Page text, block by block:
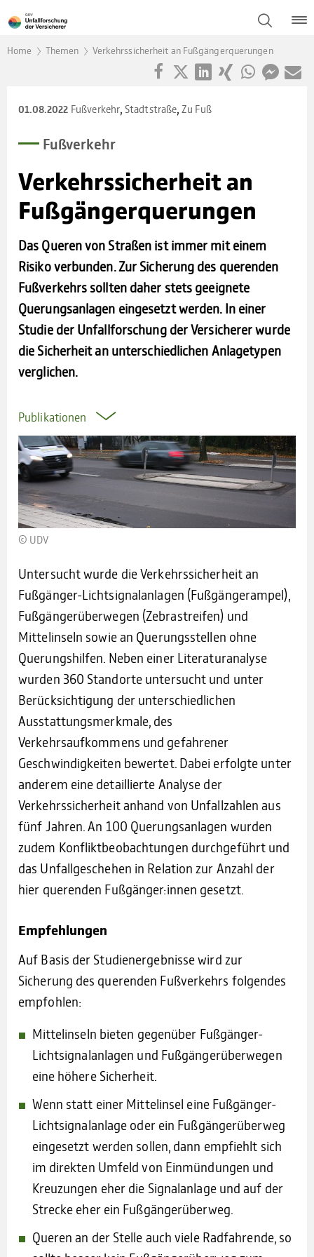
Home Themen Verkehrssicherheit an Fußgängerquerungen
01.08.2022 Fußverkehr, Stadtstraße,Zu Fuß
Fuß­ver­kehr
Ver­kehrs­si­cher­heit an
Fuß­gän­ger­que­run­gen
Das Queren von Straßen ist immer mit einem
Risiko verbunden. Zur Sicherung des querenden
Fußverkehrs sollten daher stets geeignete
Querungsanlagen eingesetzt werden. In einer
Studie der Unfallforschung der Versicherer wurde
die Sicherheit an unterschiedlichen Anlagetypen
verglichen.
Publikationen
© UDV
Untersucht wurde die Verkehrssicherheit an
Fußgänger-Lichtsignalanlagen (Fußgängerampel),
Fußgängerüberwegen (Zebrastreifen) und
Mittelinseln sowie an Querungsstellen ohne
Querungshilfen. Neben einer Literaturanalyse
wurden 360 Standorte untersucht und unter
Berücksichtigung der unterschiedlichen
Ausstattungsmerkmale, des
Verkehrsaufkommens und gefahrener
Geschwindigkeiten bewertet. Dabei erfolgte unter
anderem eine detaillierte Analyse der
Verkehrssicherheit anhand von Unfallzahlen aus
fünf Jahren. An 100 Querungsanlagen wurden
zudem Konfliktbeobachtungen durchgeführt und
das Unfallgeschehen in Relation zur Anzahl der
hier querenden Fußgänger:innen gesetzt.
Empfehlungen
Auf Basis der Studienergebnisse wird zur
Sicherung des querenden Fußverkehrs folgendes
empfohlen:
Mittelinseln bieten gegenüber Fußgänger-
Lichtsignalanlagen und Fußgängerüberwegen
eine höhere Sicherheit.
Wenn statt einer Mittelinsel eine Fußgänger-
Lichtsignalanlage oder ein Fußgängerüberweg
eingesetzt werden sollen, dann empfiehlt sich
im direkten Umfeld von Einmündungen und
Kreuzungen eher die Signalanlage und auf der
Strecke eher ein Fußgängerüberweg.
Queren an der Stelle auch viele Radfahrende, so